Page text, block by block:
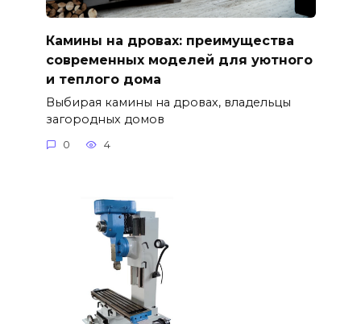
Камины на дровах: преимущества
современных моделей для уютного
и теплого дома
Выбирая камины на дровах, владельцы
загородных домов
0 4